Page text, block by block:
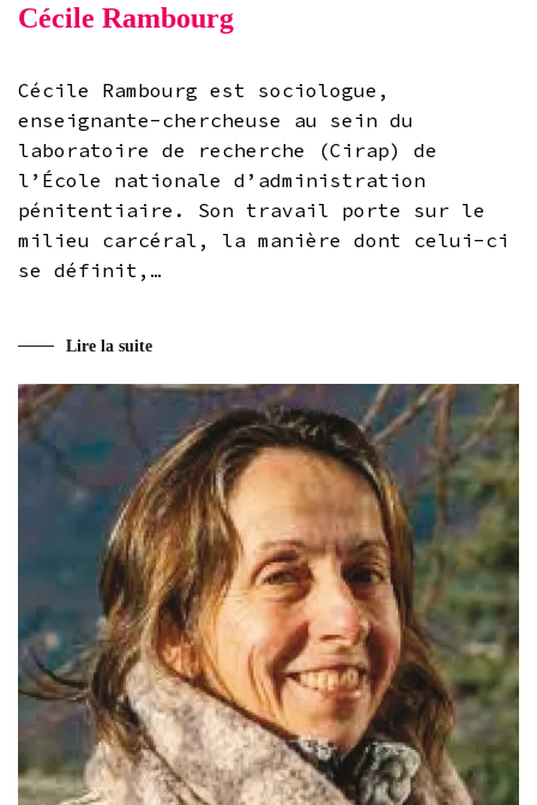
Cécile Rambourg
Cécile Rambourg est sociologue,
enseignante-chercheuse au sein du
laboratoire de recherche (Cirap) de
l’École nationale d’administration
pénitentiaire. Son travail porte sur le
milieu carcéral, la manière dont celui-ci
se définit,…
Lire la suite